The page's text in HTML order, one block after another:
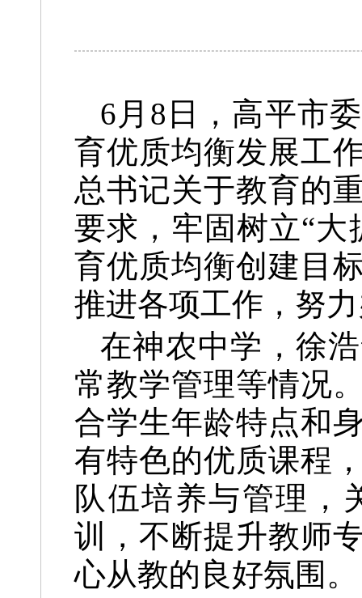
6月8日，高平市
育优质均衡发展工
总书记关于教育的
要求，牢固树立“
育优质均衡创建目
推进各项工作，努
在神农中学，徐
常教学管理等情况
合学生年龄特点和
有特色的优质课程
队伍培养与管理，
训，不断提升教师
心从教的良好氛围。